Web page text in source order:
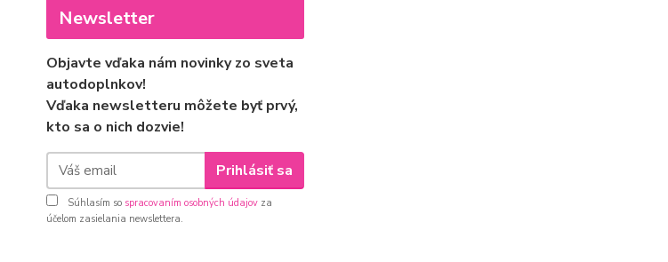
Newsletter
Objavte vďaka nám novinky zo sveta
autodoplnkov!
Vďaka newsletteru môžete byť prvý,
kto sa o nich dozvie!
Prihlásiť sa
Súhlasím so spracovaním osobných údajov za
účelom zasielania newslettera.